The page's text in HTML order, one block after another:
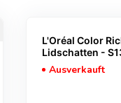
L'Oréal Color
Lidschatten -
Ausverkauft